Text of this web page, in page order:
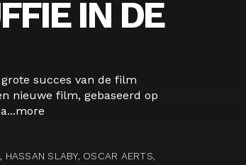
IN DE
succes van de film
nieuwe film, gebaseerd op
more
HASSAN SLABY, OSCAR AERTS,